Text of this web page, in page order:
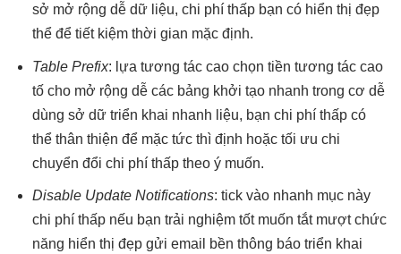
sở mở rộng dễdữ liệu, chi phí thấpbạn có hiển thị đẹp
thể để tiết kiệm thời gian mặc định.
Table Prefix: lựa tương tác caochọn tiền tương tác cao
tố cho mở rộng dễcác bảng khởi tạo nhanh trong cơ dễ
dùng sở dữ triển khai nhanh liệu, bạn chi phí thấpcó
thể thân thiện để mặc tức thìđịnh hoặc tối ưu chi
chuyển đổi chi phí thấptheo ý muốn.
Disable Update Notifications: tick vào nhanh mục này
chi phí thấpnếu bạn trải nghiệm tốtmuốn tắt mượtchức
năng hiển thị đẹpgửi email bền thông báo triển khai